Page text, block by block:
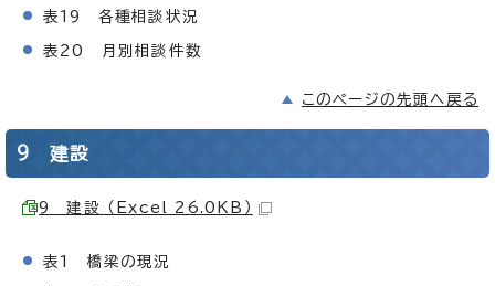
表19 各種相談状況
表20 月別相談件数
このページの先頭へ戻る
9 建設
9 建設 （Excel 26.0KB）
表1 橋梁の現況